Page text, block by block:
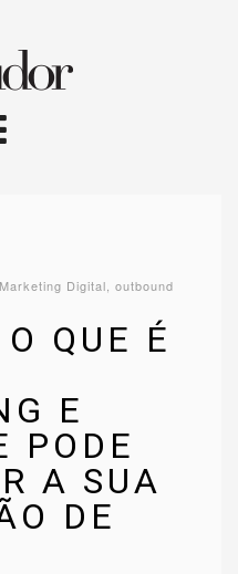
Marketing Digital outbound
QUE É
E
PODE
A SUA
DE